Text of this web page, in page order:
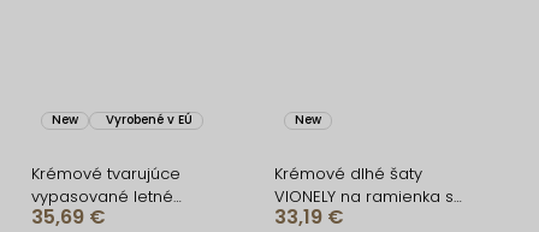
New Vyrobené v EÚ
Krémové tvarujúce
vypasované letné
áčkové midi šaty VORTA
35,69 €
New
Krémové dlhé šaty
VIONELY na ramienka s
čiernymi bodkami
33,19 €